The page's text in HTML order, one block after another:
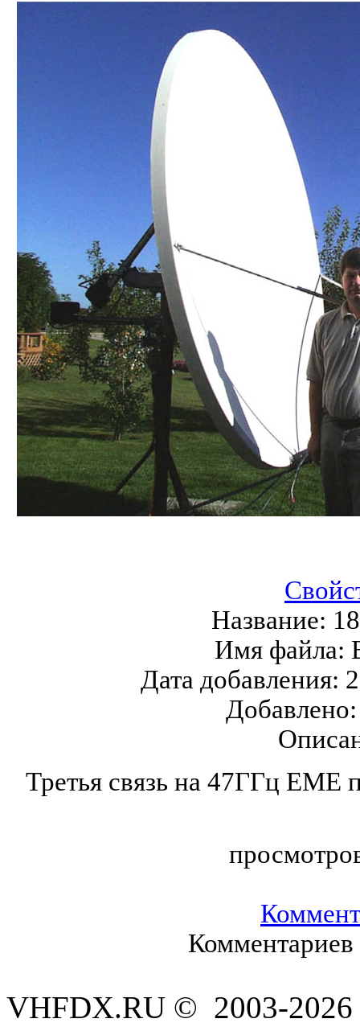
Название:
Имя файла:
Дата добавления:
Третья связь на 47ГГц ЕМЕ
Комментариев
VHFDX.RU © 2003-2026